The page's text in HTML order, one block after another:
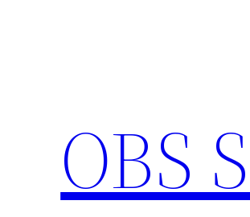
OBS